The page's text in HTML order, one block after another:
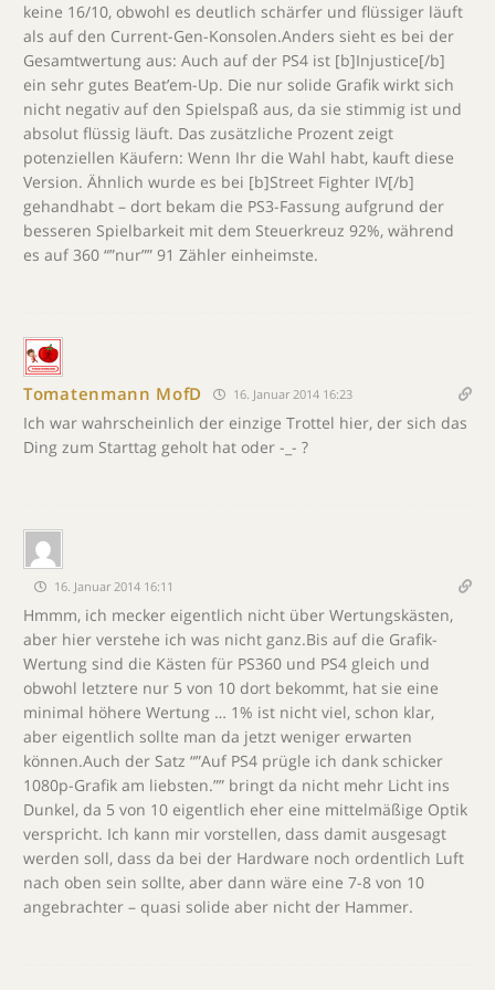
keine 16/10, obwohl es deutlich schärfer und flüssiger läuft
als auf den Current-Gen-Konsolen.Anders sieht es bei der
Gesamtwertung aus: Auch auf der PS4 ist [b]Injustice[/b]
ein sehr gutes Beat’em-Up. Die nur solide Grafik wirkt sich
nicht negativ auf den Spielspaß aus, da sie stimmig ist und
absolut flüssig läuft. Das zusätzliche Prozent zeigt
potenziellen Käufern: Wenn Ihr die Wahl habt, kauft diese
Version. Ähnlich wurde es bei [b]Street Fighter IV[/b]
gehandhabt – dort bekam die PS3-Fassung aufgrund der
besseren Spielbarkeit mit dem Steuerkreuz 92%, während
es auf 360 “”nur”” 91 Zähler einheimste.
Tomatenmann MofD 16. Januar 2014 16:23
Ich war wahrscheinlich der einzige Trottel hier, der sich das
Ding zum Starttag geholt hat oder -_- ?
16. Januar 2014 16:11
Hmmm, ich mecker eigentlich nicht über Wertungskästen,
aber hier verstehe ich was nicht ganz.Bis auf die Grafik-
Wertung sind die Kästen für PS360 und PS4 gleich und
obwohl letztere nur 5 von 10 dort bekommt, hat sie eine
minimal höhere Wertung … 1% ist nicht viel, schon klar,
aber eigentlich sollte man da jetzt weniger erwarten
können.Auch der Satz “”Auf PS4 prügle ich dank schicker
1080p-Grafik am liebsten.”” bringt da nicht mehr Licht ins
Dunkel, da 5 von 10 eigentlich eher eine mittelmäßige Optik
verspricht. Ich kann mir vorstellen, dass damit ausgesagt
werden soll, dass da bei der Hardware noch ordentlich Luft
nach oben sein sollte, aber dann wäre eine 7-8 von 10
angebrachter – quasi solide aber nicht der Hammer.